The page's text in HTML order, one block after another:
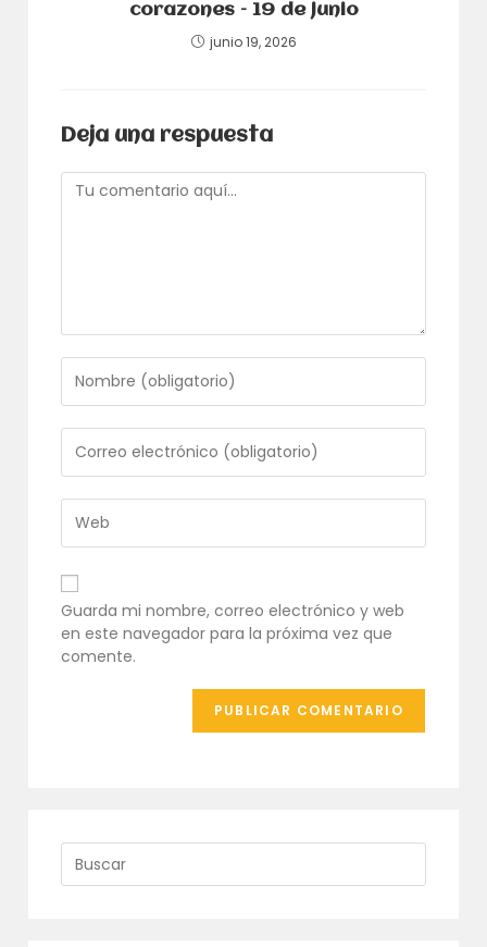
corazones – 19 de junio
junio 19, 2026
Deja una respuesta
Comentario
tu
nombre
o
nombre
de
usuario
para
comentar
tu
dirección
de
correo
electrónico
para
comentar
URL
de
tu
web
(opcional)
Guarda mi nombre, correo electrónico y web
en este navegador para la próxima vez que
comente.